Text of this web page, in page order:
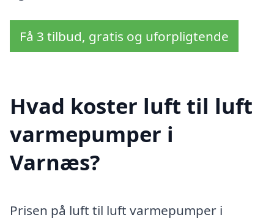
Få 3 tilbud, gratis og uforpligtende
Hvad koster luft til luft
varmepumper i
Varnæs?
Prisen på luft til luft varmepumper i